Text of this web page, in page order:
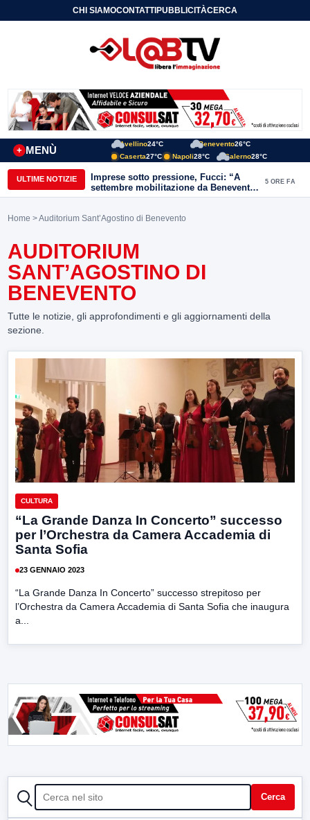
CHI SIAMOCONTATTIPUBBLICITÀCERCA
MENÙ
+
Avellino24°C Benevento26°C
Caserta27°C Napoli28°C Salerno28°C
ULTIME NOTIZIE
Imprese sotto pressione, Fucci: “A
settembre mobilitazione da Benevento
e Avellino”
5 ORE FA
Home > Auditorium Sant’Agostino di Benevento
AUDITORIUM
SANT’AGOSTINO DI
BENEVENTO
Tutte le notizie, gli approfondimenti e gli aggiornamenti della
sezione.
CULTURA
“La Grande Danza In Concerto” successo
per l’Orchestra da Camera Accademia di
Santa Sofia
23 GENNAIO 2023
“La Grande Danza In Concerto” successo strepitoso per
l’Orchestra da Camera Accademia di Santa Sofia che inaugura
a...
CERCA Cerca